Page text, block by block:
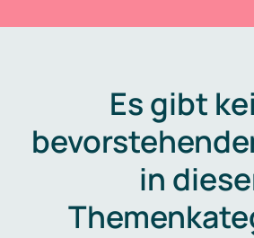
Es gibt
in